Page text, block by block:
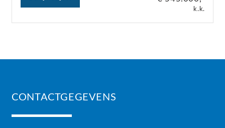
k.k.
CONTACTGEGEVENS